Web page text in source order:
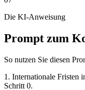
Die KI-Anweisung
Prompt zum
So nutzen Sie diesen
1. Internationale Fristen
Schritt 0.